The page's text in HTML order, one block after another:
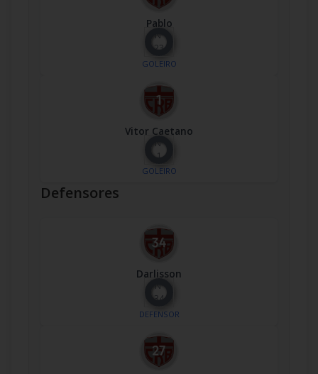
Pablo
Nº
23
GOLEIRO
Vitor Caetano
Nº
1
GOLEIRO
Defensores
Darlisson
Nº
34
DEFENSOR